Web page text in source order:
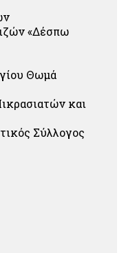
«Δέσπω
Θωμά
και
Σύλλογος